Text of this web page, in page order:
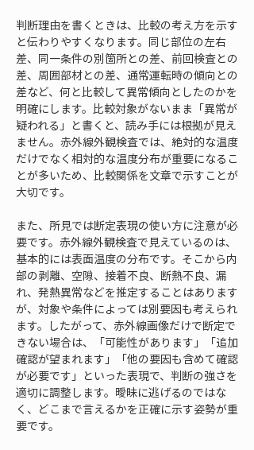
判断理由を書くときは、比較の考え方を示す
と伝わりやすくなります。同じ部位の左右
差、同一条件の別箇所との差、前回検査との
差、周囲部材との差、通常運転時の傾向との
差など、何と比較して異常傾向としたのかを
明確にします。比較対象がないまま「異常が
疑われる」と書くと、読み手には根拠が見え
ません。赤外線外観検査では、絶対的な温度
だけでなく相対的な温度分布が重要になるこ
とが多いため、比較関係を文章で示すことが
大切です。
また、所見では断定表現の使い方に注意が必
要です。赤外線外観検査で見えているのは、
基本的には表面温度の分布です。そこから内
部の剥離、空隙、接着不良、断熱不良、漏
れ、発熱異常などを推定することはあります
が、対象や条件によっては別要因も考えられ
ます。したがって、赤外線画像だけで断定で
きない場合は、「可能性があります」「追加
確認が望まれます」「他の要因も含めて確認
が必要です」といった表現で、判断の強さを
適切に調整します。曖昧に逃げるのではな
く、どこまで言えるかを正確に示す姿勢が重
要です。